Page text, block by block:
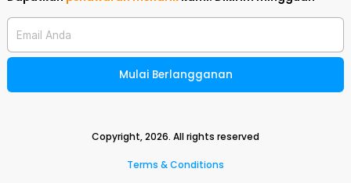
Email Anda
Mulai Berlangganan
Copyright,2026. All rights reserved
Terms & Conditions